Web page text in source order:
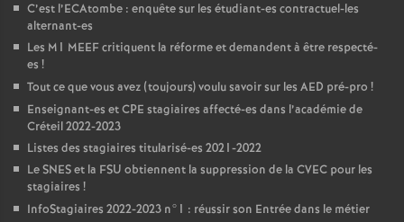
C’est l’ECAtombe : enquête sur les étudiant-es contractuel-les
alternant-es
Les M1 MEEFcritiquent la réforme et demandent à être respecté-
es !
Tout ce que vous avez (toujours) voulu savoir sur les AED pré-pro !
Enseignant-es etCPE stagiaires affecté-es dans l’académie de
Créteil 2022-2023
Listes des stagiaires titularisé-es 2021-2022
LeSNESet la FSU obtiennent la suppression de la CVEC pour les
stagiaires !
InfoStagiaires 2022-2023 n°1 : réussir son Entrée dans le métier